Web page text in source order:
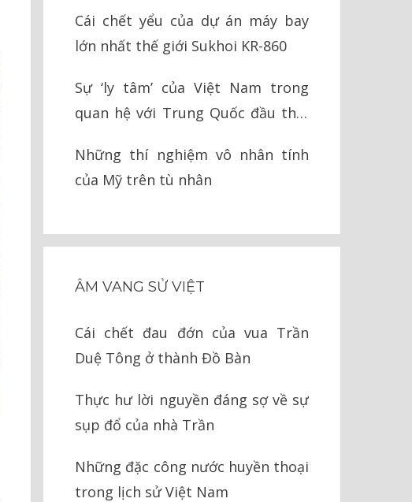
Cái chết yểu của dự án máy bay
lớn nhất thế giới Sukhoi KR-860
Sự ‘ly tâm’ của Việt Nam trong
quan hệ với Trung Quốc đầu thời
Những thí nghiệm vô nhân tính
của Mỹ trên tù nhân
ÂM VANG SỬ VIỆT
Cái chết đau đớn của vua Trần
Duệ Tông ở thành Đồ Bàn
Thực hư lời nguyền đáng sợ về sự
sụp đổ của nhà Trần
Những đặc công nước huyền thoại
trong lịch sử Việt Nam